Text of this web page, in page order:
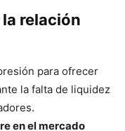
relación
para ofrecer
la falta de liquidez
en el mercado